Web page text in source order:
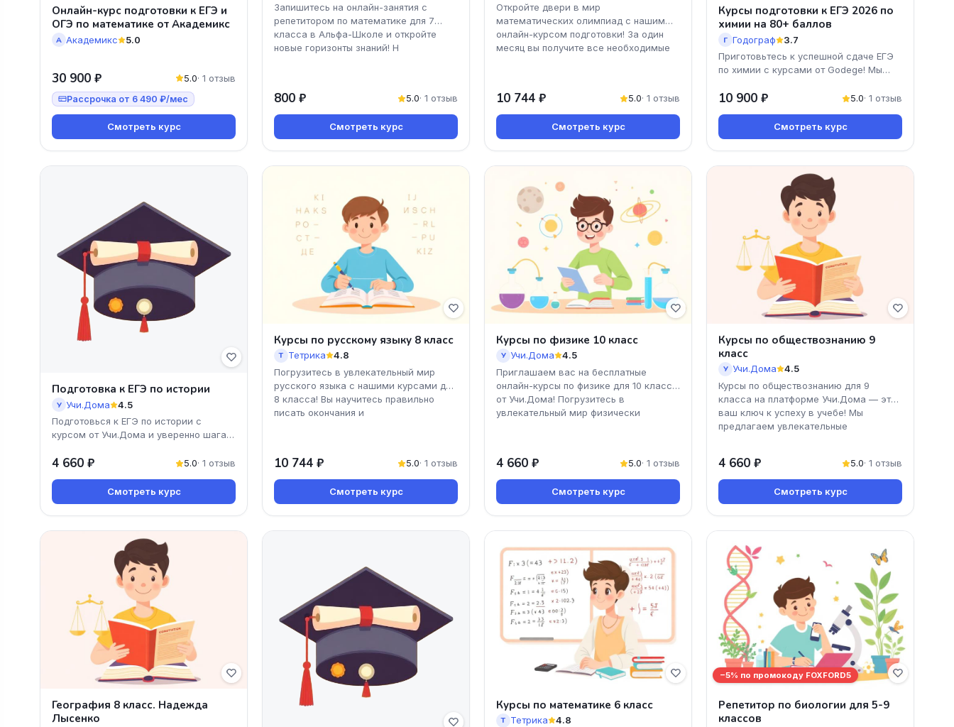
Онлайн-курс подготовки к ЕГЭ и
ОГЭ по математике от Академикс
А Академикс 5.0
30 900 ₽ 5.0· 1 отзыв
Рассрочка от 6 490 ₽/мес
Смотреть курс
Запишитесь на онлайн-занятия с
репетитором по математике для 7
класса в Альфа-Школе и откройте
новые горизонты знаний! Н
800 ₽ 5.0· 1 отзыв
Смотреть курс
Откройте двери в мир
математических олимпиад с нашим
онлайн-курсом подготовки! За один
месяц вы получите все необходимые
10 744 ₽ 5.0· 1 отзыв
Смотреть курс
Курсы подготовки к ЕГЭ 2026 по
химии на 80+ баллов
Г Годограф
3.7
Приготовьтесь к успешной сдаче ЕГЭ
по химии с курсами от Godege! Мы
которая поможет вам
10 900 ₽ 5.0· 1 отзыв
Смотреть курс
Подготовка к ЕГЭ по истории
У Учи.Дома
4.5
Подготовься к ЕГЭ по истории с
курсом от Учи.Дома и уверенно шагай
доступные и понятные уро
4 660 ₽ 5.0· 1 отзыв
Смотреть курс
Курсы по русскому языку 8 класс
Т Тетрика
4.8
Погрузитесь в увлекательный мир
русского языка с нашими курсами для
8 класса! Вы научитесь правильно
писать окончания и
10 744 ₽ 5.0· 1 отзыв
Смотреть курс
Курсы по физике 10 класс
У Учи.Дома
4.5
Приглашаем вас на бесплатные
онлайн-курсы по физике для 10 класса
от Учи.Дома! Погрузитесь в
увлекательный мир физически
4 660 ₽ 5.0· 1 отзыв
Смотреть курс
Курсы по обществознанию 9
класс
У Учи.Дома
4.5
Курсы по обществознанию для 9
класса на платформе Учи.Дома — это
ваш ключ к успеху в учебе! Мы
предлагаем увлекательные
4 660 ₽ 5.0· 1 отзыв
Смотреть курс
География 8 класс. Надежда
Лысенко
Курсы по математике 6 класс
Т Тетрика
4.8
−5% по промокоду FOXFORD5
Репетитор по биологии для 5-9
классов